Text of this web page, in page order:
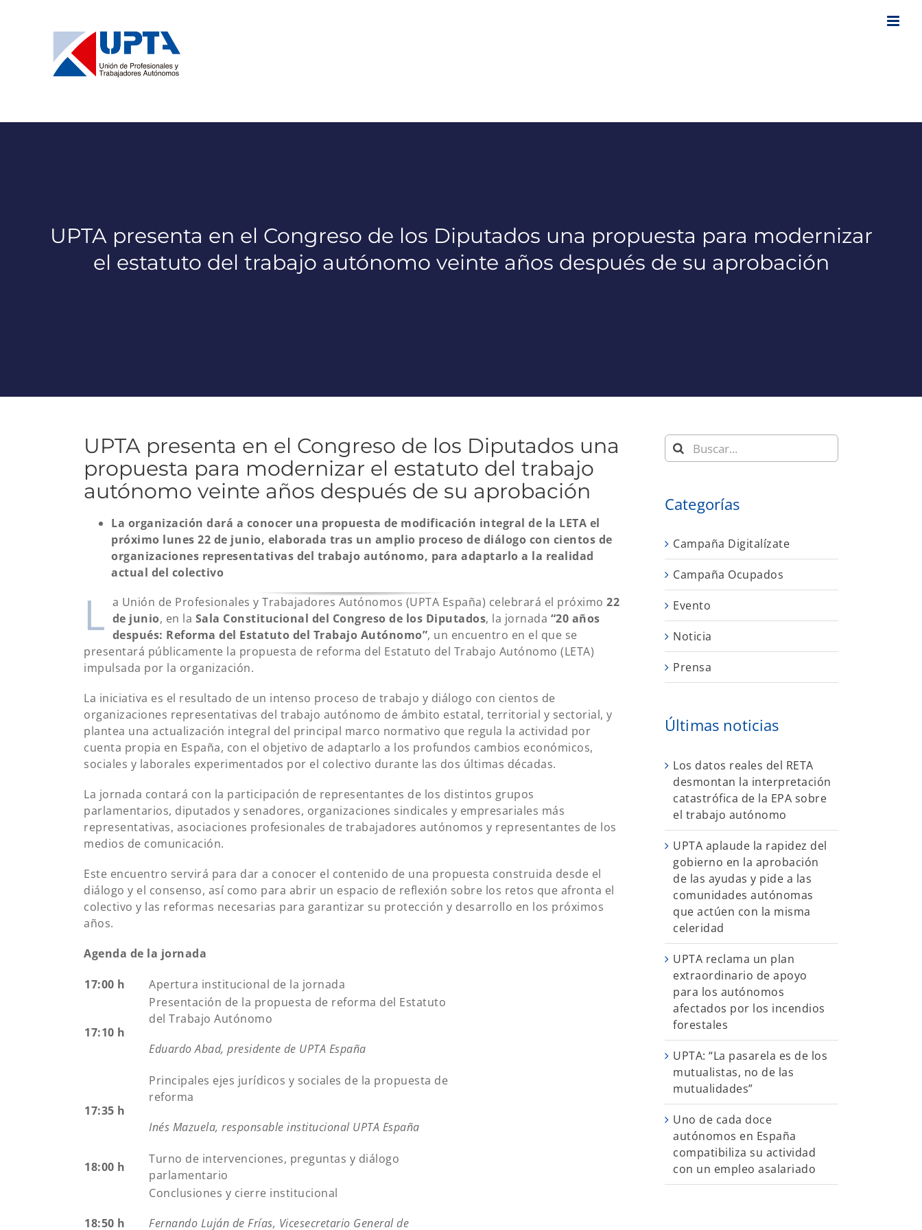
UPTA presenta en el Congreso de los Diputados una propuesta para modernizar
el estatuto del trabajo autónomo veinte años después de su aprobación
UPTA presenta en el Congreso de los Diputados una
propuesta para modernizar el estatuto del trabajo
autónomo veinte años después de su aprobación
La organización dará a conocer una propuesta de modificación integral de la LETA el
próximo lunes 22 de junio, elaborada tras un amplio proceso de diálogo con cientos de
organizaciones representativas del trabajo autónomo, para adaptarlo a la realidad
actual del colectivo
L a Unión de Profesionales y Trabajadores Autónomos (UPTA España) celebrará el próximo 22
de junio, en la Sala Constitucional del Congreso de los Diputados, la jornada “20 años
después: Reforma del Estatuto del Trabajo Autónomo”, un encuentro en el que se
presentará públicamente la propuesta de reforma del Estatuto del Trabajo Autónomo (LETA)
impulsada por la organización.
La iniciativa es el resultado de un intenso proceso de trabajo y diálogo con cientos de
organizaciones representativas del trabajo autónomo de ámbito estatal, territorial y sectorial, y
plantea una actualización integral del principal marco normativo que regula la actividad por
cuenta propia en España, con el objetivo de adaptarlo a los profundos cambios económicos,
sociales y laborales experimentados por el colectivo durante las dos últimas décadas.
La jornada contará con la participación de representantes de los distintos grupos
parlamentarios, diputados y senadores, organizaciones sindicales y empresariales más
representativas, asociaciones profesionales de trabajadores autónomos y representantes de los
medios de comunicación.
Este encuentro servirá para dar a conocer el contenido de una propuesta construida desde el
diálogo y el consenso, así como para abrir un espacio de reflexión sobre los retos que afronta el
colectivo y las reformas necesarias para garantizar su protección y desarrollo en los próximos
años.
Agenda de la jornada
17:00 h Apertura institucional de la jornada
17:10 h
Presentación de la propuesta de reforma del Estatuto
del Trabajo Autónomo
Eduardo Abad, presidente de UPTA España
17:35 h
Principales ejes jurídicos y sociales de la propuesta de
reforma
Inés Mazuela, responsable institucional UPTA España
18:00 h
Turno de intervenciones, preguntas y diálogo
parlamentario
18:50 h
Conclusiones y cierre institucional
Fernando Luján de Frías, Vicesecretario General de
Buscar:
Categorías
Campaña Digitalízate
Campaña Ocupados
Evento
Noticia
Prensa
Últimas noticias
Los datos reales del RETA
desmontan la interpretación
catastrófica de la EPA sobre
el trabajo autónomo
UPTA aplaude la rapidez del
gobierno en la aprobación
de las ayudas y pide a las
comunidades autónomas
que actúen con la misma
celeridad
UPTA reclama un plan
extraordinario de apoyo
para los autónomos
afectados por los incendios
forestales
UPTA: “La pasarela es de los
mutualistas, no de las
mutualidades”
Uno de cada doce
autónomos en España
compatibiliza su actividad
con un empleo asalariado